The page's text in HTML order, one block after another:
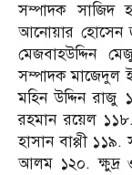
সম্পাদক সাজিদ
আনোয়ার হোসেন
মেজবাহউদ্দিন
সম্পাদক মাজেদুল
মহিন উদ্দিন
রহমান রয়েল
হাসান বাপ্পী
আলম ১২০. ক্ষুদ্র